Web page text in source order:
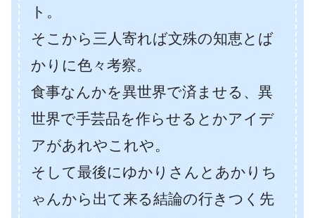
ト。
そこから三人寄れば文殊の知恵とば
かりに色々考察。
食事なんかを異世界で済ませる、異
世界で手芸品を作らせるとかアイデ
アがあれやこれや。
そして最後にゆかりさんとあかりち
ゃんから出て来る結論の行きつく先